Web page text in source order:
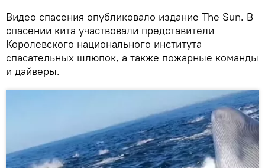
Видео спасения опубликовало издание The Sun. В
спасении кита участвовали представители
Королевского национального института
спасательных шлюпок, а также пожарные команды
и дайверы.